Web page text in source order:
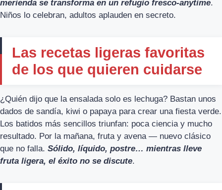
merienda se transforma en un refugio fresco-anytime.
Niños lo celebran, adultos aplauden en secreto.
Las recetas ligeras favoritas
de los que quieren cuidarse
¿Quién dijo que la ensalada solo es lechuga? Bastan unos
dados de sandía, kiwi o papaya para crear una fiesta verde.
Los batidos más sencillos triunfan: poca ciencia y mucho
resultado. Por la mañana, fruta y avena — nuevo clásico
que no falla. Sólido, líquido, postre… mientras lleve
fruta ligera, el éxito no se discute.